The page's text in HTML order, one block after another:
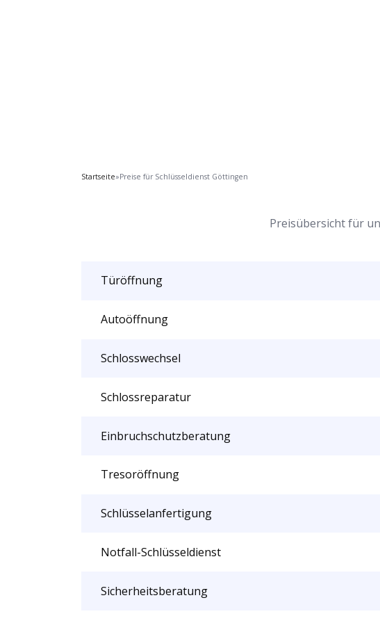
Startseite»Preise für Schlüsseldienst Göttingen
Preisübersicht für
Türöffnung
Autoöffnung
Schlosswechsel
Schlossreparatur
Einbruchschutzberatung
Tresoröffnung
Schlüsselanfertigung
Notfall-Schlüsseldienst
Sicherheitsberatung